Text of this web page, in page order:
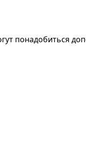
понадобиться